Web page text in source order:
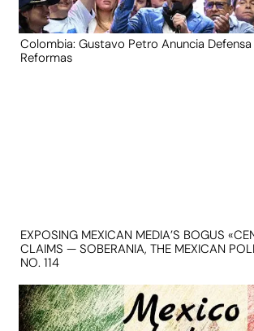
Colombia: Gustavo Petro Anuncia
Reformas
EXPOSING MEXICAN MEDIA’S BOGUS
CLAIMS — SOBERANIA, THE MEXICAN
NO. 114